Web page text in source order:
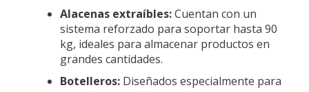
Alacenas extraíbles:Cuentan con un
sistema reforzado para soportar hasta 90
kg, ideales para almacenar productos en
grandes cantidades.
Botelleros:Diseñados especialmente para